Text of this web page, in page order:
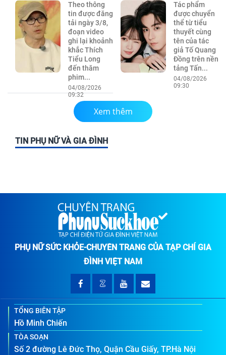
Theo thông
tin được đăng
tải ngày 3/8,
đoạn video
ghi lại khoảnh
khắc Thích
Tiểu Long
đến thăm
phim...
04/08/2026
09:32
Tác phẩm
được chuyển
thể từ tiểu
thuyết cùng
tên của tác
giả Tố Quang
Đồng trên nền
tảng Tấn...
04/08/2026
09:30
Xem thêm
TIN PHỤ NỮ VÀ GIA ĐÌNH
PHỤ NỮ SỨC KHỎE-CHUYÊN TRANG CỦA TẠP CHÍ GIA
ĐÌNH VIỆT NAM
TỔNG BIÊN TẬP
Hồ Minh Chiến
TÒA SOẠN
Số 2 đường Lê Đức Thọ, Quận Cầu Giấy, TP.Hà Nội